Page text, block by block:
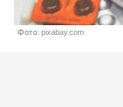
Фото: pixabay.com